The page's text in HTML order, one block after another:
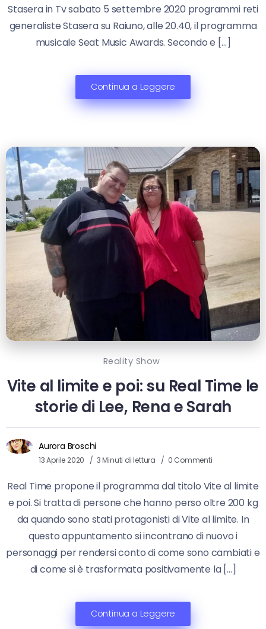
Stasera in Tv sabato 5 settembre 2020 programmi reti
generaliste Stasera su Raiuno, alle 20.40, il programma
musicale Seat Music Awards. Secondo e […]
Continua a Leggere
Reality Show
Vite al limite e poi: su Real Time le
storie di Lee, Rena e Sarah
Aurora Broschi
13 Aprile 2020 3 Minuti di lettura 0 Commenti
Real Time propone il programma dal titolo Vite al limite
e poi. Si tratta di persone che hanno perso oltre 200 kg
da quando sono stati protagonisti di Vite al limite. In
questo appuntamento si incontrano di nuovo i
personaggi per rendersi conto di come sono cambiati e
di come si è trasformata positivamente la […]
Continua a Leggere